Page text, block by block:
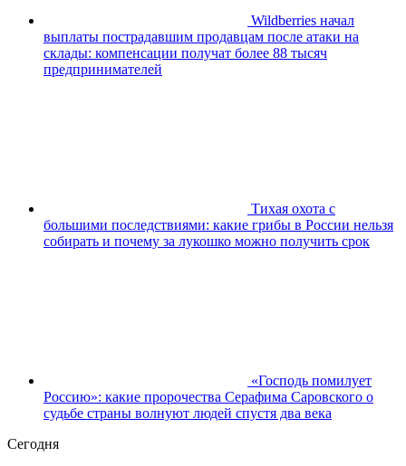
Wildberries начал
выплаты пострадавшим продавцам после атаки на
склады: компенсации получат более 88 тысяч
предпринимателей
Тихая охота с
большими последствиями: какие грибы в России нельзя
собирать и почему за лукошко можно получить срок
«Господь помилует
Россию»: какие пророчества Серафима Саровского о
судьбе страны волнуют людей спустя два века
Сегодня